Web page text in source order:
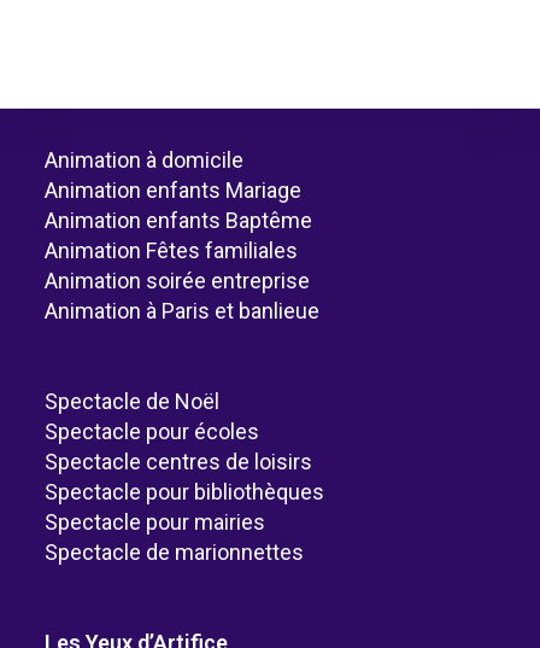
Animation à domicile
Animation enfants Mariage
Animation enfants Baptême
Animation Fêtes familiales
Animation soirée entreprise
Animation à Paris et banlieue
Spectacle de Noël
Spectacle pour écoles
Spectacle centres de loisirs
Spectacle pour bibliothèques
Spectacle pour mairies
Spectacle de marionnettes
Les Yeux d’Artifice